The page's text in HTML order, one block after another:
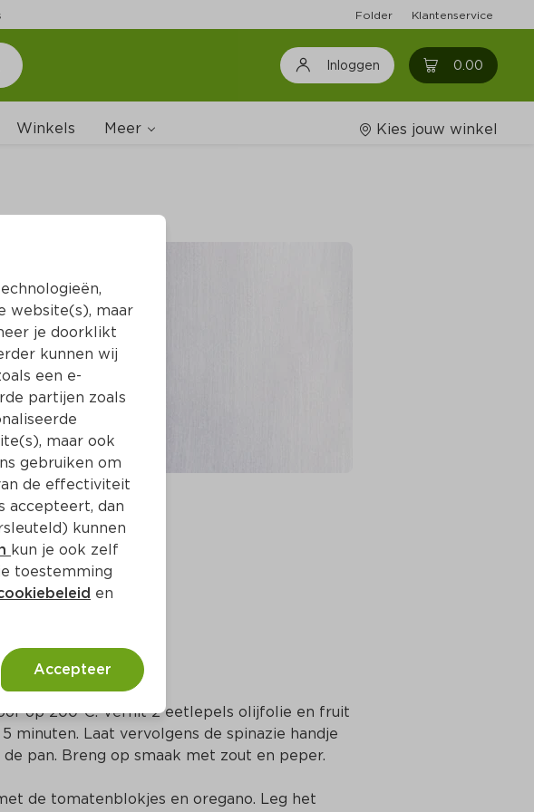
Folder Klantenservice
Inloggen 0.00 0
Winkels Meer Kies jouw winkel
op 200ºC. Verhit 2 eetlepels olijfolie en fruit
minuten. Laat vervolgens de spinazie handje
pan. Breng op smaak met zout en peper.
de tomatenblokjes en oregano. Leg het
website(s), maar
je doorklikt
kunnen wij
een e-
partijen zoals
maar ook
gebruiken om
de effectiviteit
accepteert, dan
kunnen
kun je ook zelf
toestemming
en
Accepteer